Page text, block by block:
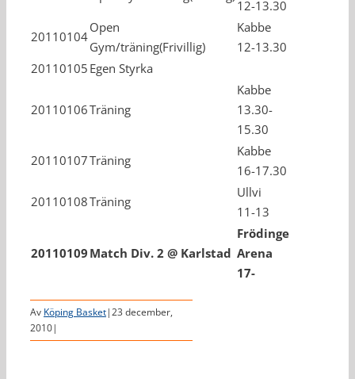
12-13.30
20110104
Open
Gym/träning(Frivillig)
Kabbe
12-13.30
20110105 Egen Styrka
20110106Träning
Kabbe
13.30-
15.30
20110107Träning
Kabbe
16-17.30
20110108Träning
Ullvi
11-13
20110109 Match Div. 2 @ Karlstad
Frödinge
Arena
17-
Av Köping Basket|23 december,
2010|